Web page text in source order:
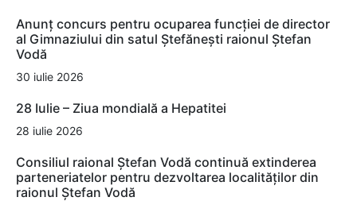
Anunț concurs pentru ocuparea funcției de director
al Gimnaziului din satul Ștefănești raionul Ștefan
Vodă
30 iulie 2026
28 Iulie – Ziua mondială a Hepatitei
28 iulie 2026
Consiliul raional Ștefan Vodă continuă extinderea
parteneriatelor pentru dezvoltarea localităților din
raionul Ștefan Vodă